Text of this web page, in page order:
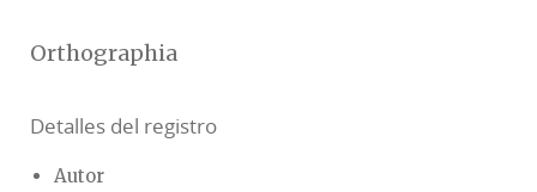
Orthographia
Detalles del registro
Autor